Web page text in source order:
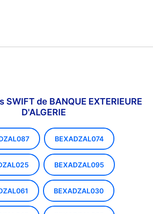
de BANQUE EXTERIEURE
D'ALGERIE
BEXADZAL074
BEXADZAL095
BEXADZAL030